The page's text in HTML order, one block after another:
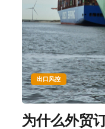
出口风控
为什么外贸